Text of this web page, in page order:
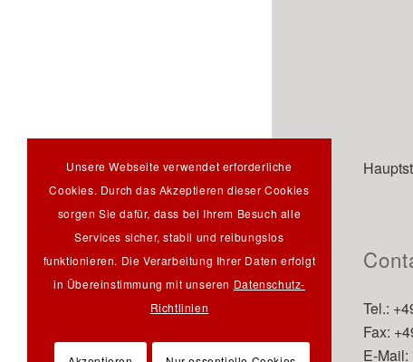
Tel.:
Fax:
E-Mail:
Unsere Webseite verwendet erforderliche
Cookies. Durch das Akzeptieren dieser Cookies
sorgen Sie dafür, dass bei Ihrem Besuch alle
Services sicher, stabil und reibungslos
funktionieren. Die Verarbeitung Ihrer Daten erfolgt
in Übereinstimmung mit unseren Datenschutz-
Richtlinien